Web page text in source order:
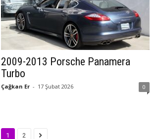
2009-2013 Porsche Panamera
Turbo
Çağkan Er - 17 Şubat 2026 0
1 2